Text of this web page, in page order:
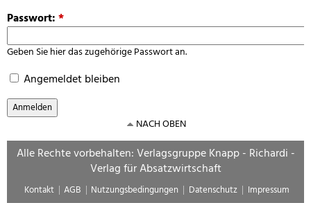
Passwort:*
Geben Sie hier das zugehörige Passwort an.
Angemeldet bleiben
NACH OBEN
Alle Rechte vorbehalten: Verlagsgruppe Knapp - Richardi -
Verlag für Absatzwirtschaft
Kontakt AGB Nutzungsbedingungen Datenschutz Impressum